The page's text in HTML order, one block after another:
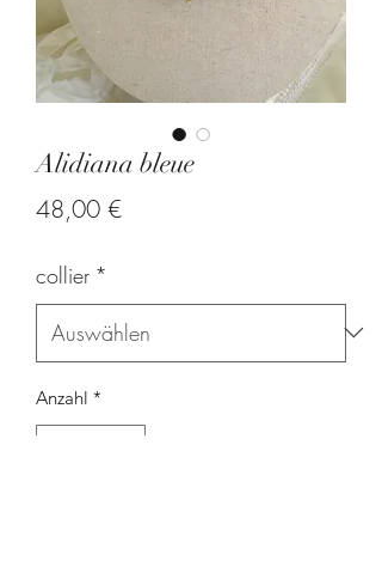
Alidiana bleue
48,00 €Preis
collier *
Anzahl *